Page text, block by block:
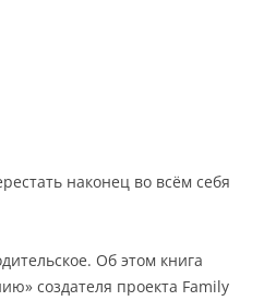
наконец во всём себя
Об этом книга
создателя проекта Family